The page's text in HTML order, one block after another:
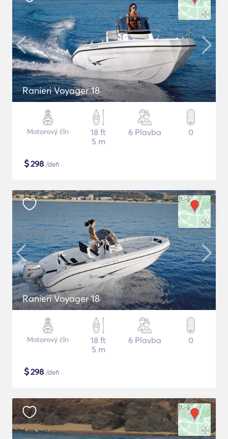
Ranieri Voyager 18
Motorový čln
18 ft
5 m
6 Plavba 0
$298 /deň
Ranieri Voyager 18
Motorový čln
18 ft
5 m
6 Plavba 0
$298 /deň